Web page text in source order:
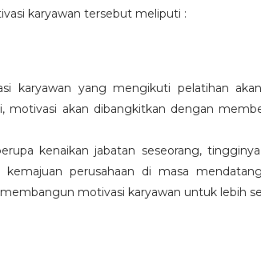
karyawan tersebut meliputi :
karyawan yang mengikuti pelatihan
motivasi akan dibangkitkan dengan
kenaikan jabatan seseorang,
perusahaan di masa
motivasi karyawan untuk lebih